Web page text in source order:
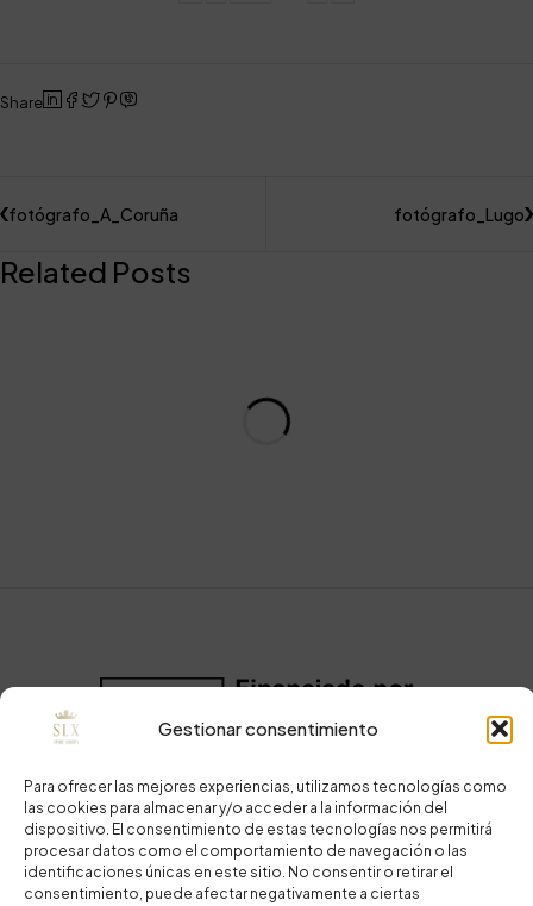
Gestionar consentimiento
Para ofrecer las mejores experiencias, utilizamos tecnologías como
las cookies para almacenar y/o acceder a la información del
dispositivo. El consentimiento de estas tecnologías nos permitirá
procesar datos como el comportamiento de navegación o las
identificaciones únicas en este sitio. No consentir o retirar el
consentimiento, puede afectar negativamente a ciertas
Share
fotógrafo_A_Coruña fotógrafo_Lugo
Related Posts